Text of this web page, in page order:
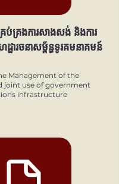
រប់គ្រងការសាងសង់ និងការ
ឋារចនាសម្ព័ន្ធទូរគមនាគមន៍
Management of the
joint use of government
infrastructure